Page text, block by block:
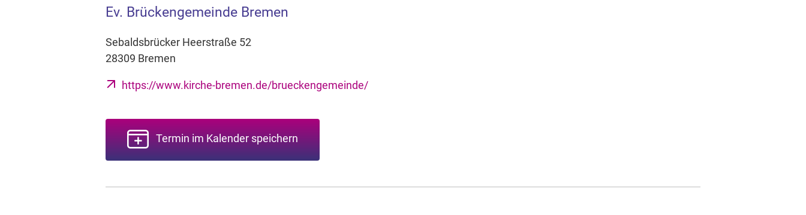
Ev. Brückengemeinde Bremen
Sebaldsbrücker Heerstraße 52
28309 Bremen
https://www.kirche-bremen.de/brueckengemeinde/
Termin im Kalender speichern